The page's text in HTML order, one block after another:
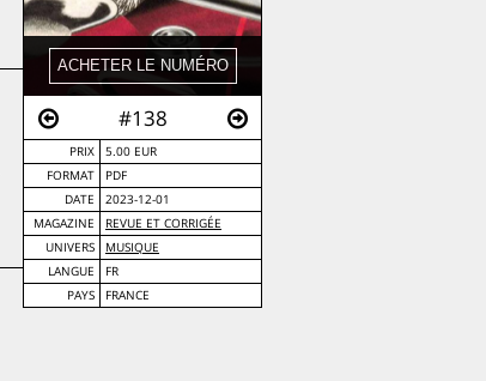
#138
PRIX
5.00 EUR
FORMAT
PDF
DATE
2023-12-01
MAGAZINE
REVUE ET CORRIGÉE
UNIVERS
MUSIQUE
LANGUE
FR
PAYS
FRANCE